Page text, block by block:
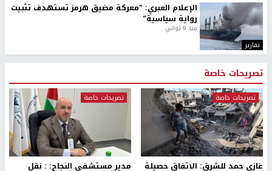
تقارير
الإعلام العبري: "معركة مضيق هرمز تستهدف تثبيت
رواية سياسية"
منذ 9 ثواني
تصريحات خاصة
تصريحات خاصة
غازي حمد للشرق: الاتفاق حصيلة
تصريحات خاصة
مدير مستشفى النجاح: : نقل